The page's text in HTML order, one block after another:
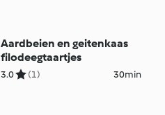
Aardbeien en geitenkaas
filodeegtaartjes
3.0 (1) 30min